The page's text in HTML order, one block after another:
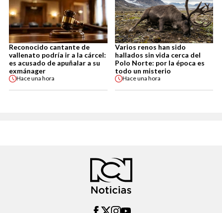
Reconocido cantante de
vallenato podría ir a la cárcel:
es acusado de apuñalar a su
exmánager
Haceuna hora
Varios renos han sido
hallados sin vida cerca del
Polo Norte: por la época es
todo un misterio
Haceuna hora